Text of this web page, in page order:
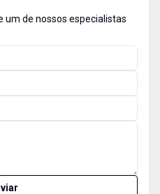
um de nossos especialistas